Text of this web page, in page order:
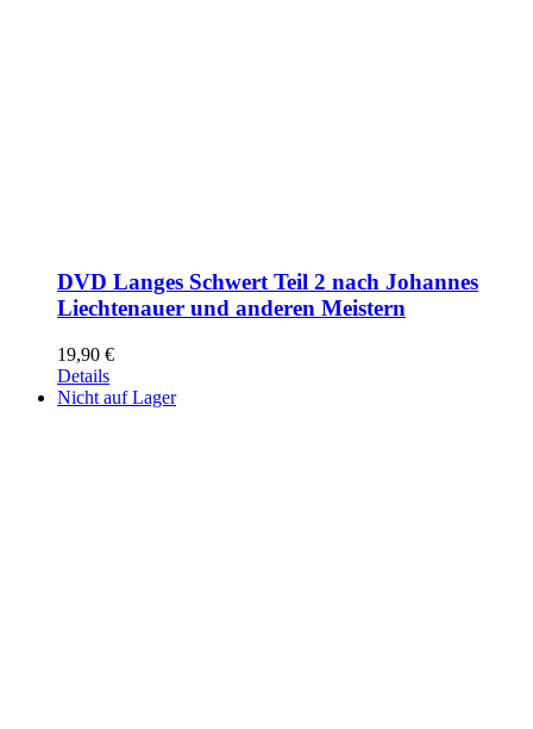
DVD Langes Schwert Teil 2 nach Johannes
Liechtenauer und anderen Meistern
19,90 €
Details
Nicht auf Lager